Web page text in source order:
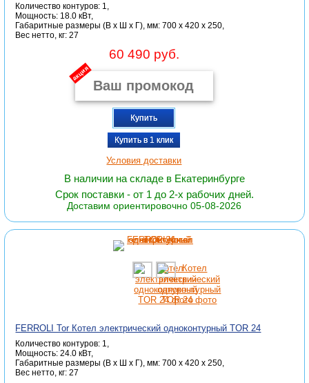
Количество контуров: 1,
Мощность: 18.0 кВт,
Габаритные размеры (В x Ш x Г), мм: 700 x 420 x 250,
Вес нетто, кг: 27
60 490 руб.
акция
Купить
Купить в 1 клик
Условия доставки
В наличии на складе в Екатеринбурге
Срок поставки - от 1 до 2-х рабочих дней.
Доставим ориентировочно 05-08-2026
FERROLI Tor Котел электрический одноконтурный TOR 24
Количество контуров: 1,
Мощность: 24.0 кВт,
Габаритные размеры (В x Ш x Г), мм: 700 x 420 x 250,
Вес нетто, кг: 27